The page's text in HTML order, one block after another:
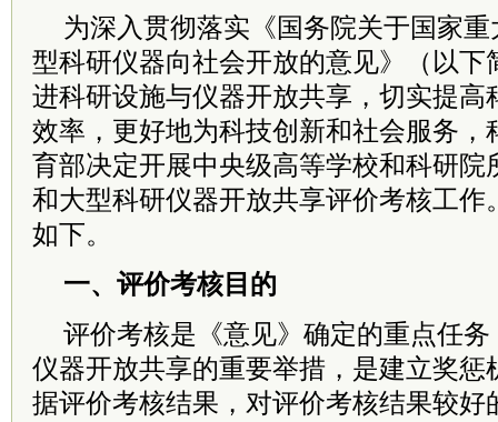
为深入贯彻落实《国务院关于国家
型科研仪器向社会开放的意见》（以下
进科研设施与仪器开放共享，切实提高
效率，更好地为科技创新和社会服务，
育部决定开展中央级高等学校和科研院
和大型科研仪器开放共享评价考核工作
如下。
一、评价考核目的
评价考核是《意见》确定的重点任
仪器开放共享的重要举措，是建立奖惩
据评价考核结果，对评价考核结果较好